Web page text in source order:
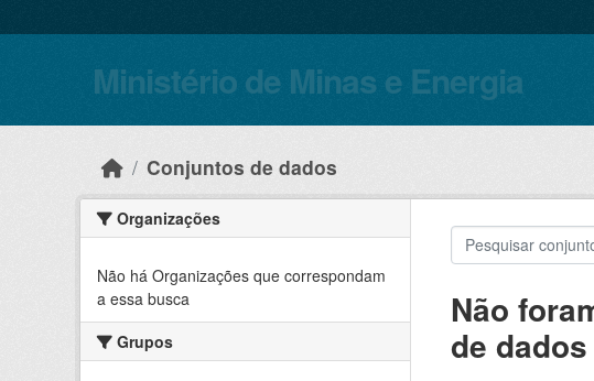
Ministério de Minas e Energia
Conjuntos de dados
Organizações
Não há Organizações que correspondam
a essa busca
Grupos
Não
de dados